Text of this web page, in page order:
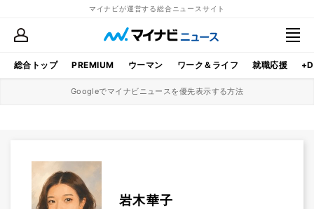
マイナビが運営する総合ニュースサイト
総合トップ PREMIUM ウーマン ワーク＆ライフ 就職応援
Googleでマイナビニュースを優先表示する方法
岩木華子